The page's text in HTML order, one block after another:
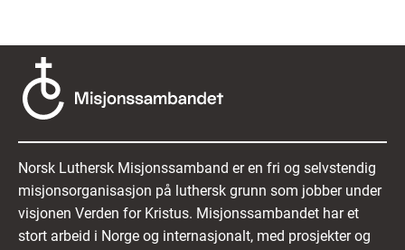
Norsk Luthersk Misjonssamband er en fri og selvstendig
misjonsorganisasjon på luthersk grunn som jobber under
visjonen Verden for Kristus. Misjonssambandet har et
stort arbeid i Norge og internasjonalt, med prosjekter og